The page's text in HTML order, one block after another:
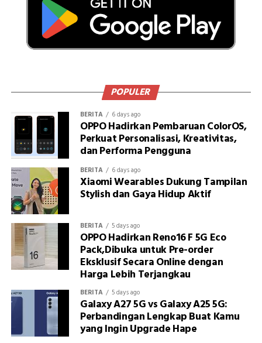
POPULER
BERITA 6 days ago
OPPO Hadirkan Pembaruan ColorOS,
Perkuat Personalisasi, Kreativitas,
dan Performa Pengguna
BERITA 6 days ago
Xiaomi Wearables Dukung Tampilan
Stylish dan Gaya Hidup Aktif
BERITA 5 days ago
OPPO Hadirkan Reno16 F 5G Eco
Pack,Dibuka untuk Pre-order
Eksklusif Secara Online dengan
Harga Lebih Terjangkau
BERITA 5 days ago
Galaxy A27 5G vs Galaxy A25 5G:
Perbandingan Lengkap Buat Kamu
yang Ingin Upgrade Hape